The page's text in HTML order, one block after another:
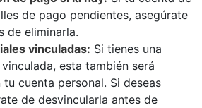
de pago pendientes, asegúrate
de eliminarla.
vinculadas: Si tienes una
esta también será
cuenta personal. Si deseas
de desvincularla antes de